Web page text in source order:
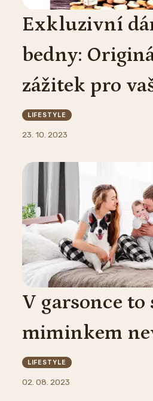
Exkluzivní
bedny:
zážitek pro
LIFESTYLE
23. 10. 2023
V garsonce
miminkem
LIFESTYLE
02. 08. 2023